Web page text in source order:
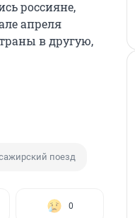
россияне,
апреля
в другую,
поезд
0